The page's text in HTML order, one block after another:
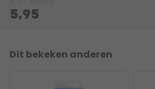
5,95
Dit bekeken anderen